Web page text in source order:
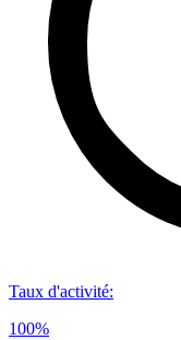
Taux d'activité:
100%